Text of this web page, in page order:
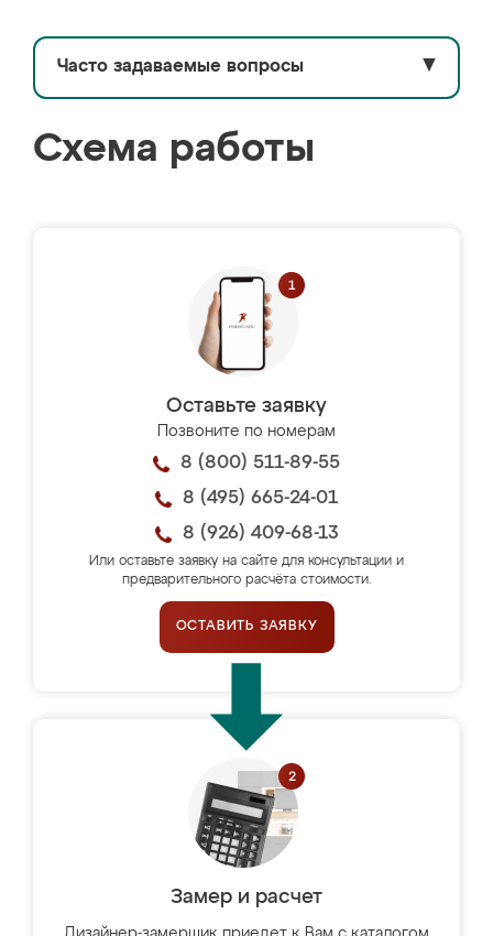
Часто задаваемые вопросы ▼
Схема работы
Оставьте заявку
Позвоните по номерам
8 (800) 511-89-55
8 (495) 665-24-01
8 (926) 409-68-13
Или оставьте заявку на сайте для консультации и
предварительного расчёта стоимости.
ОСТАВИТЬ ЗАЯВКУ
Замер и расчет